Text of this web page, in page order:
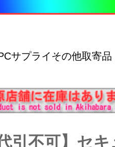
サプライその他取寄品
引不可】セ